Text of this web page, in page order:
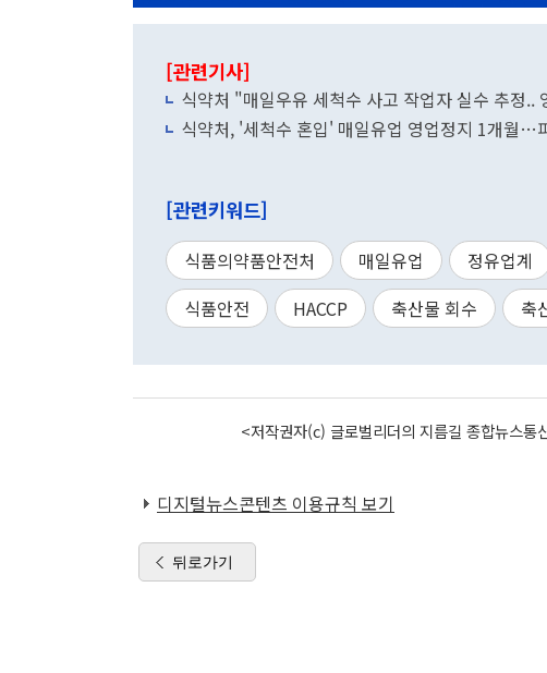
[관련기사]
식약처 "매일우유 세척수 사고 작업자 실수 추정..
식약처, '세척수 혼입' 매일유업 영업정지 1개월…
[관련키워드]
식품의약품안전처 매일유업 정유업계
식품안전
HACCP 축산물 회수 축
<저작권자(c) 글로벌리더의 지름길 종합뉴스
디지털뉴스콘텐츠 이용규칙 보기
뒤로가기